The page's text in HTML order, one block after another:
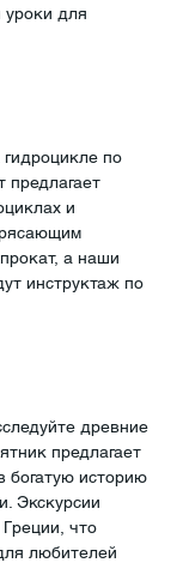
для
по
предлагает
и
а наши
инструктаж по
древние
предлагает
богатую историю
Экскурсии
что
любителей